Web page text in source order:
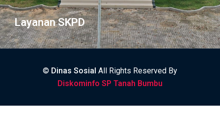
Layanan SKPD
© Dinas Sosial All Rights Reserved By
Diskominfo SP Tanah Bumbu